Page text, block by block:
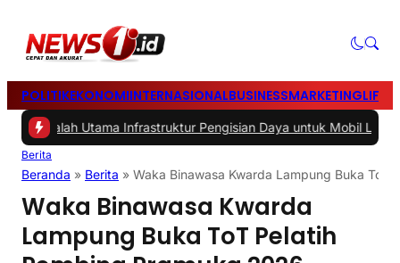
POLITIKEKONOMIINTERNASIONALBUSINESSMARKETING
Utama Infrastruktur Pengisian Daya untuk Mobil Listrik yang
Berita
Beranda » Berita » Waka Binawasa Kwarda Lampung Buka ToT
Waka Binawasa Kwarda
Lampung Buka ToT Pelatih